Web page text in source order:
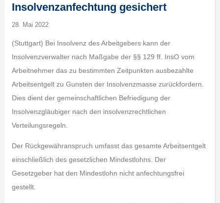
Insolvenzanfechtung gesichert
28. Mai 2022
(Stuttgart) Bei Insolvenz des Arbeitgebers kann der
Insolvenzverwalter nach Maßgabe der §§ 129 ff. InsO vom
Arbeitnehmer das zu bestimmten Zeitpunkten ausbezahlte
Arbeitsentgelt zu Gunsten der Insolvenzmasse zurückfordern.
Dies dient der gemeinschaftlichen Befriedigung der
Insolvenzgläubiger nach den insolvenzrechtlichen
Verteilungsregeln.
Der Rückgewähranspruch umfasst das gesamte Arbeitsentgelt
einschließlich des gesetzlichen Mindestlohns. Der
Gesetzgeber hat den Mindestlohn nicht anfechtungsfrei
gestellt.